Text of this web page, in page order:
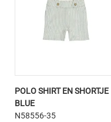
POLO SHIRT EN SHORTJE
BLUE
N58556-35